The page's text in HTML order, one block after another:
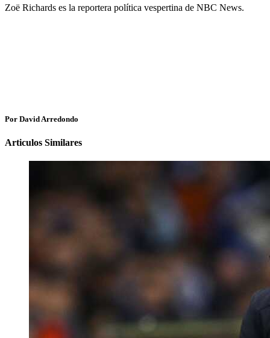
Zoë Richards es la reportera política vespertina de NBC News.
Por David Arredondo
Articulos Similares